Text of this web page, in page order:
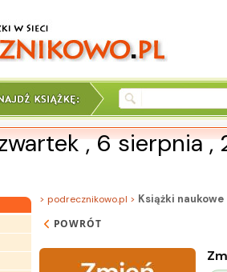
, 6 sierpnia
> podrecznikowo.pl > Książki
POWRÓT